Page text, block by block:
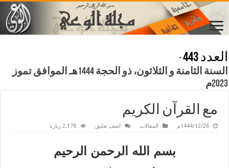
العدد 443
-
السنة الثامنة و الثلاثون، ذو الحجة 1444هـ الموافق تموز
2023م
مع القرآن الكريم
1444/12/26م المقالات اضف تعليق 2,178 زيارة
بسم الله الرحمن الرحيم